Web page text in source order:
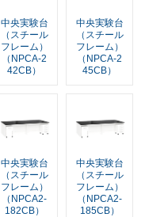
中央実験台
（スチール
フレーム）
（NPCA-2
42CB）
中央実験台
（スチール
フレーム）
（NPCA-2
45CB）
中央実験台
（スチール
フレーム）
（NPCA2-
182CB）
中央実験台
（スチール
フレーム）
（NPCA2-
185CB）